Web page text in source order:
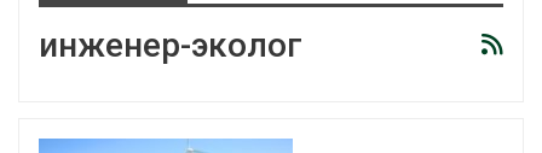
инженер-эколог